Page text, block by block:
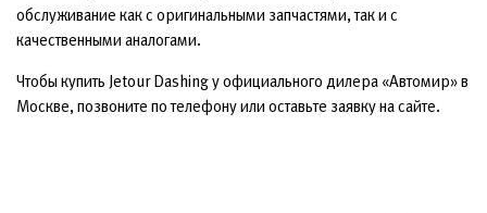
обслуживание как с оригинальными запчастями, так и с
качественными аналогами.
Чтобы купить Jetour Dashing у официального дилера «Автомир» в
Москве, позвоните по телефону или оставьте заявку на сайте.